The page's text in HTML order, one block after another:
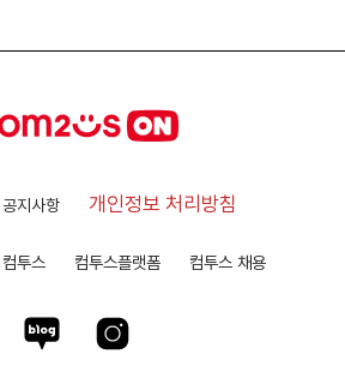
공지사항 개인정보 처리방침
컴투스 컴투스플랫폼 컴투스 채용